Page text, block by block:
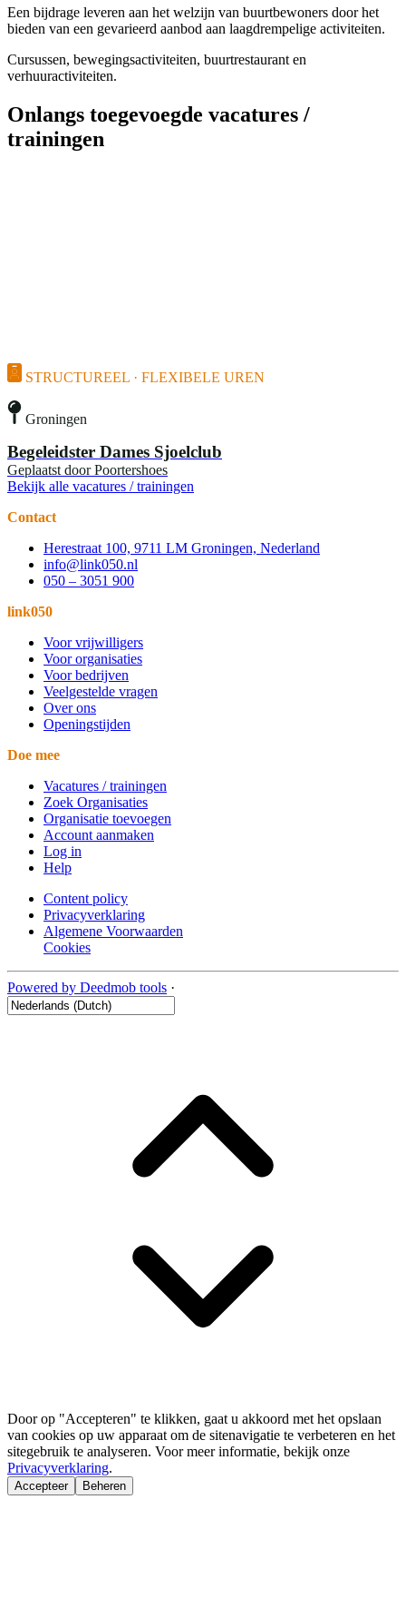
Een bijdrage leveren aan het welzijn van buurtbewoners door het
bieden van een gevarieerd aanbod aan laagdrempelige activiteiten.
Cursussen, bewegingsactiviteiten, buurtrestaurant en
verhuuractiviteiten.
Onlangs toegevoegde vacatures /
trainingen
STRUCTUREEL · FLEXIBELE UREN
Groningen
Begeleidster Dames Sjoelclub
Geplaatst door Poortershoes
Bekijk alle vacatures / trainingen
Contact
Herestraat 100, 9711 LM Groningen, Nederland
info@link050.nl
050 – 3051 900
link050
Voor vrijwilligers
Voor organisaties
Voor bedrijven
Veelgestelde vragen
Over ons
Openingstijden
Doe mee
Vacatures / trainingen
Zoek Organisaties
Organisatie toevoegen
Account aanmaken
Log in
Help
Content policy
Privacyverklaring
Algemene Voorwaarden
Cookies
Powered by Deedmob tools ·
Door op "Accepteren" te klikken, gaat u akkoord met het opslaan
van cookies op uw apparaat om de sitenavigatie te verbeteren en het
sitegebruik te analyseren. Voor meer informatie, bekijk onze
Privacyverklaring.
Accepteer Beheren